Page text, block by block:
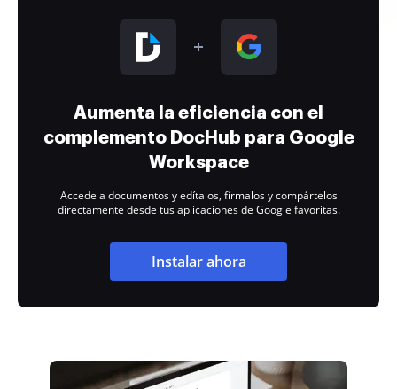
Aumenta la eficiencia con el
complemento DocHub para Google
Workspace
Accede a documentos y edítalos, fírmalos y compártelos
directamente desde tus aplicaciones de Google favoritas.
Instalar ahora